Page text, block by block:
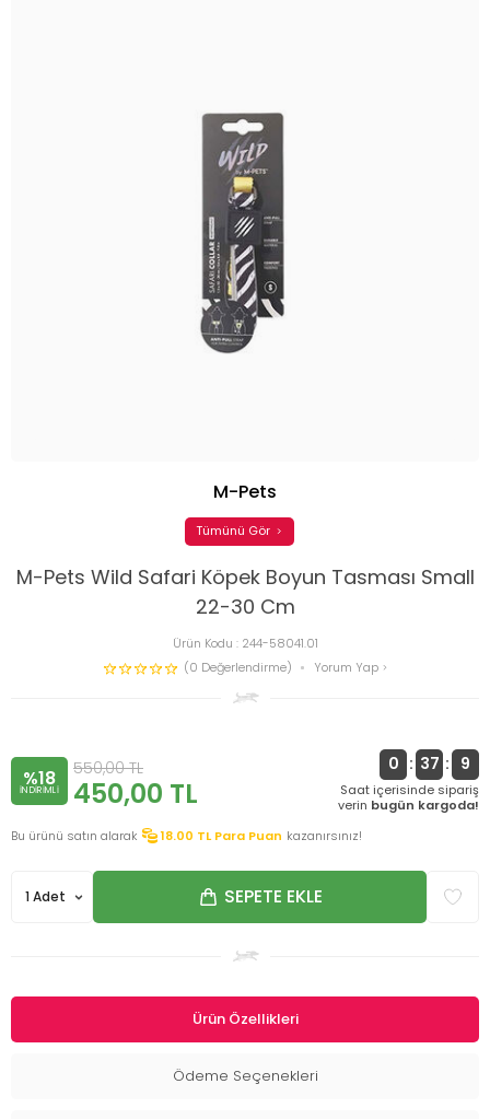
M-Pets Wild Safari Köpek Boyun Tasması Small
22-30 Cm
Ürün Kodu : 244-58041.01
(0 Değerlendirme)
Yorum Yap
M-Pets
Tümünü Gör
%18
INDIRIMLI
550,00TL
450,00 TL
0 : 37 : 9
Saat içerisinde sipariş
verin bugün kargoda!
Bu ürünü satın alarak
18.00 TL Para Puan kazanırsınız!
SEPETE EKLE
Ürün Özellikleri
Ödeme Seçenekleri